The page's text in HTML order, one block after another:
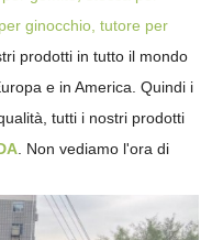
ginocchio, tutore per
prodotti in tutto il mondo
e in America. Quindi i
tutti i nostri prodotti
. Non vediamo l'ora di